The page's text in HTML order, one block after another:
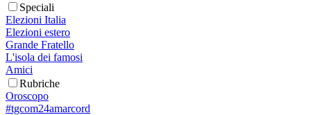
Speciali
Elezioni Italia
Elezioni estero
Grande Fratello
L'isola dei famosi
Amici
Rubriche
Oroscopo
#tgcom24amarcord